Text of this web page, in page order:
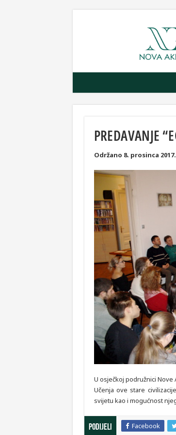
PREDAVANJE
Održano 8. prosinca 2017.
U osječkoj podružnici Nove
Učenja ove stare
svijetu kao i mogućnost
Podijeli Facebook